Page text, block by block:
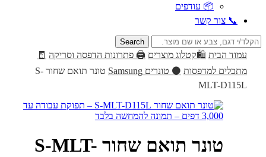
📦 עודפים
📞 צור קשר
Search
for: עמוד הבית 🛍️קטלוג מוצרים 🖨️ פתרונות הדפסה וסריקה 🧾
מתכלים למדפסות ⚫ טונרים Samsung
טונר תואם שחור S-
MLT-D115L
טונר תואם שחור S-MLT-